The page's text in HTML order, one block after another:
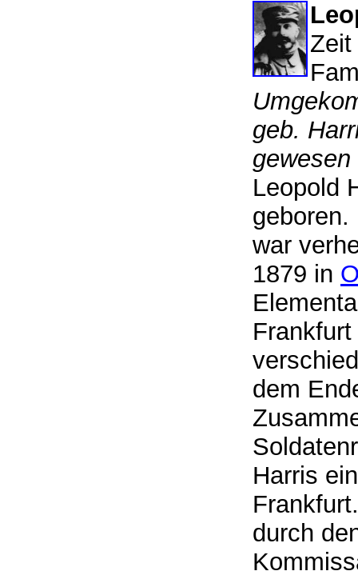
geb.
gewesen
Leopold
geboren.
war
1879 in
dem
Harris
durch